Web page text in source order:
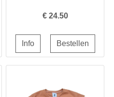
€ 24.50